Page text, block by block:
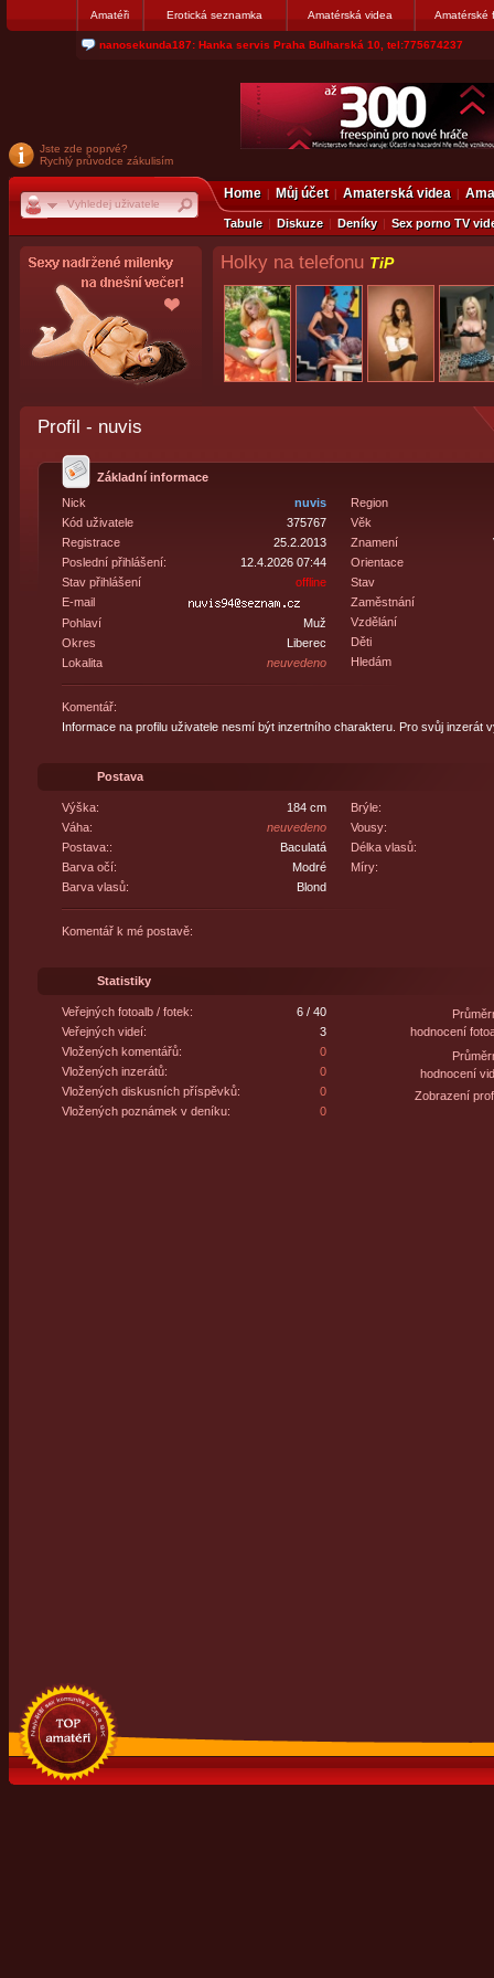
Amatéři Erotická seznamka Amatérská videa Amatérské
jjoseff: Najde se par, ktery nekdy přemýšlel o divákovi. Napiste
Jste zde poprvé?
Rychlý průvodce zákulisím
Home Můj účet Amaterská videa
Tabule Diskuze Deníky Sex porno TV
Holky na telefonu TiP
Profil - nuvis
Základní informace
Nick
nuvis
Kód uživatele
375767
Registrace
25.2.2013
Poslední přihlášení:
12.4.2026 07:44
Stav přihlášení
offline
E-mail
Pohlaví
Muž
Okres
Liberec
Lokalita
neuvedeno
Region
Věk
Znamení
Orientace
Stav
Zaměstnání
Vzdělání
Děti
Hledám
Komentář:
Informace na profilu uživatele nesmí být inzertního charakteru. Pro svůj inzerát
Postava
Výška:
184 cm
Váha:
neuvedeno
Postava::
Baculatá
Barva očí:
Modré
Barva vlasů:
Blond
Brýle:
Vousy:
Délka vlasů:
Míry:
Komentář k mé postavě:
Statistiky
Veřejných fotoalb / fotek:
6 / 40
Veřejných videí:
3
Vložených komentářů:
0
Vložených inzerátů:
0
Vložených diskusních příspěvků:
0
Vložených poznámek v deníku:
0
hodnocení
hodnocení
Zobrazení